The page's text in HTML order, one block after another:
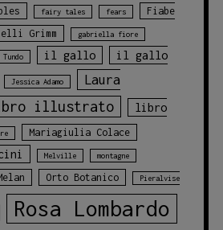
fairy tales fears
Fiabe
Grimm gabriella fiore
il gallo
il gallo
Jessica Adamo
Laura
illustrato
libro
Mariagiulia Colace
Melville montagne
Orto Botanico Pieralvise
Rosa Lombardo